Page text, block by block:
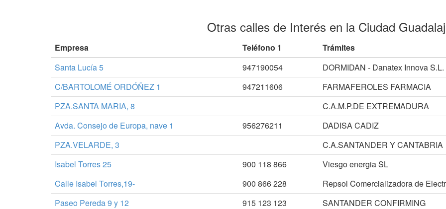
Otras calles de Interés en la Ciudad
Empresa Teléfono 1
Trámites
Santa Lucía 5
947190054
DORMIDAN - Danatex Innova S.L.
C/BARTOLOMÉ ORDÓÑEZ 1
947211606
FARMAFEROLES FARMACIA
PZA.SANTA MARIA, 8
C.A.M.P.DE EXTREMADURA
Avda. Consejo de Europa, nave 1
956276211
DADISA CADIZ
PZA.VELARDE, 3
C.A.SANTANDER Y CANTABRIA
Isabel Torres 25
900 118 866
Viesgo energia SL
Calle Isabel Torres,19-
900 866 228
Repsol Comercializadora de
Paseo Pereda 9 y 12
915 123 123
SANTANDER CONFIRMING